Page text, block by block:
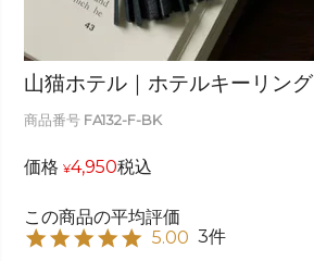
山猫ホテル｜ホテルキーリング
商品番号 FA132-F-BK
価格 ¥4,950税込
5.00 3